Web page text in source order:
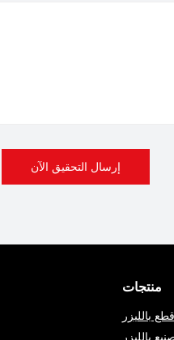
إرسال التحقيق الآن
منتجات
بالليزر
بالليزر